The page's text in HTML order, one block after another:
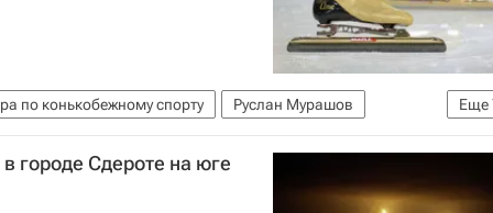
Еще
по конькобежному спорту
Руслан Мурашов
Нао Кодайра Артём Кузнецов
Ли Санхва
городе Сдероте на юге